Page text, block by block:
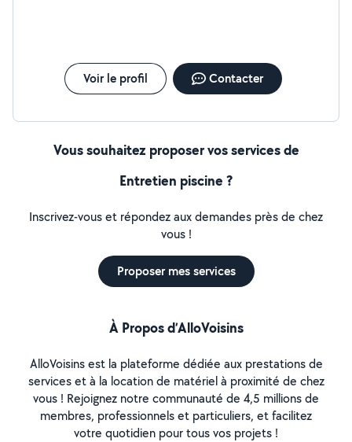
Voir le profil Contacter
Vous souhaitez proposer vos services de
Entretien piscine ?
Inscrivez-vous et répondez aux demandes près de chez
vous !
Proposer mes services
À Propos d’AlloVoisins
AlloVoisins est la plateforme dédiée aux prestations de
services et à la location de matériel à proximité de chez
vous ! Rejoignez notre communauté de 4,5 millions de
membres, professionnels et particuliers, et facilitez
votre quotidien pour tous vos projets !